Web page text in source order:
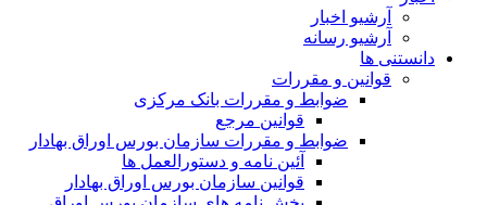
آرشیو اخبار
آرشیو رسانه
دانستنی ها
قوانین و مقررات
ضوابط و مقررات بانک مرکزی
قوانين مرجع
ضوابط و مقررات سازمان بورس اوراق بهادار
آئین نامه و دستورالعمل ها
قوانین سازمان بورس اوراق بهادار